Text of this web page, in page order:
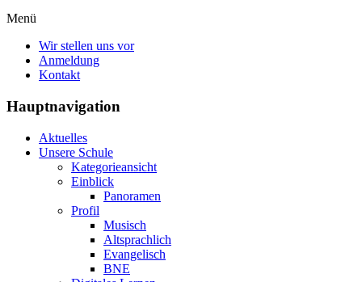
Menü
Wir stellen uns vor
Anmeldung
Kontakt
Hauptnavigation
Aktuelles
Unsere Schule
Kategorieansicht
Einblick
Panoramen
Profil
Musisch
Altsprachlich
Evangelisch
BNE